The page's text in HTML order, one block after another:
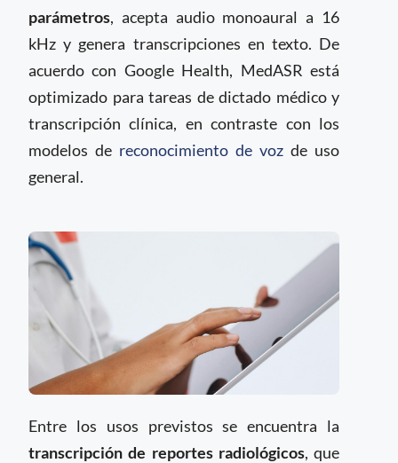
parámetros, acepta audio monoaural a 16
kHz y genera transcripciones en texto. De
acuerdo con Google Health, MedASR está
optimizado para tareas de dictado médico y
transcripción clínica, en contraste con los
modelos de reconocimiento de voz de uso
general.
Entre los usos previstos se encuentra la
transcripción de reportes radiológicos, que